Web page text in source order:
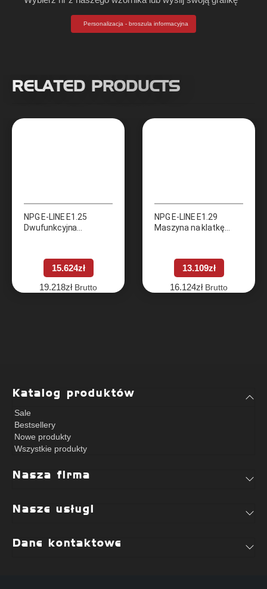
Personalizacja - broszula informacyjna
RELATED PRODUCTS
NPG E-LINE E1.25
Dwufunkcyjna
15.624zł
19.218zł Brutto
NPG E-LINE E1.29
Maszyna na klatkę
13.109zł
16.124zł Brutto
Katalog produktów
Sale
Bestsellery
Nowe produkty
Wszystkie produkty
Nasza firma
Nasze usługi
Dane kontaktowe